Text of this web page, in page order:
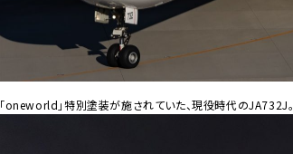
「oneworld」特別塗装が施されていた、現役時代のJA732J。